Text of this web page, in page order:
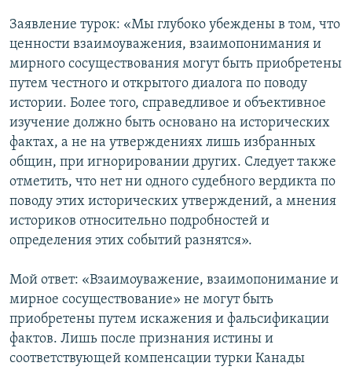
Заявление турок: «Мы глубоко убеждены в том, что
ценности взаимоуважения, взаимопонимания и
мирного сосуществования могут быть приобретены
путем честного и открытого диалога по поводу
истории. Более того, справедливое и объективное
изучение должно быть основано на исторических
фактах, а не на утверждениях лишь избранных
общин, при игнорировании других. Следует также
отметить, что нет ни одного судебного вердикта по
поводу этих исторических утверждений, а мнения
историков относительно подробностей и
определения этих событий разнятся».
Мой ответ: «Взаимоуважение, взаимопонимание и
мирное сосуществование» не могут быть
приобретены путем искажения и фальсификации
фактов. Лишь после признания истины и
соответствующей компенсации турки Канады